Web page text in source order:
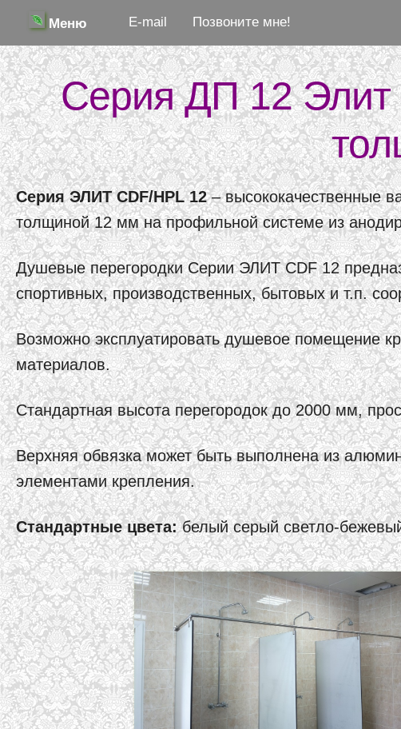
Меню E-mail Позвоните мне!
Серия ДП 12 Элит
Серия ЭЛИТ CDF/HPL 12– высококачественные
толщиной 12 мм на профильной системе из
Душевые перегородки Серии ЭЛИТ CDF 12
спортивных, производственных, бытовых и т.п.
Возможно эксплуатировать душевое помещение
материалов.
Стандартная высота перегородок до 2000 мм,
Верхняя обвязка может быть выполнена из
элементами крепления.
Стандартные цвета:белый серый светло-